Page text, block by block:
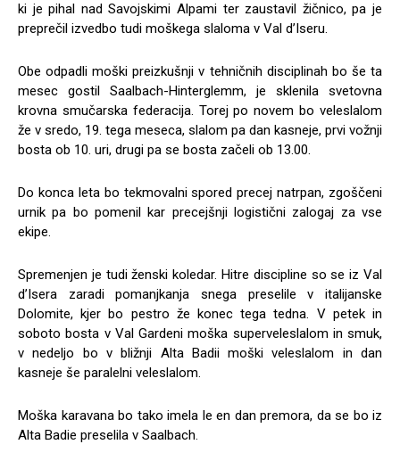
ki je pihal nad Savojskimi Alpami ter zaustavil žičnico, pa je
preprečil izvedbo tudi moškega slaloma v Val d’Iseru.
Obe odpadli moški preizkušnji v tehničnih disciplinah bo še ta
mesec gostil Saalbach-Hinterglemm, je sklenila svetovna
krovna smučarska federacija. Torej po novem bo veleslalom
že v sredo, 19. tega meseca, slalom pa dan kasneje, prvi vožnji
bosta ob 10. uri, drugi pa se bosta začeli ob 13.00.
Do konca leta bo tekmovalni spored precej natrpan, zgoščeni
urnik pa bo pomenil kar precejšnji logistični zalogaj za vse
ekipe.
Spremenjen je tudi ženski koledar. Hitre discipline so se iz Val
d’Isera zaradi pomanjkanja snega preselile v italijanske
Dolomite, kjer bo pestro že konec tega tedna. V petek in
soboto bosta v Val Gardeni moška superveleslalom in smuk,
v nedeljo bo v bližnji Alta Badii moški veleslalom in dan
kasneje še paralelni veleslalom.
Moška karavana bo tako imela le en dan premora, da se bo iz
Alta Badie preselila v Saalbach.